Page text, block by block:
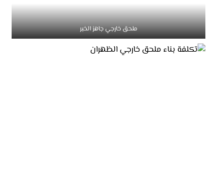
ملحق خارجي جاهز الخبر